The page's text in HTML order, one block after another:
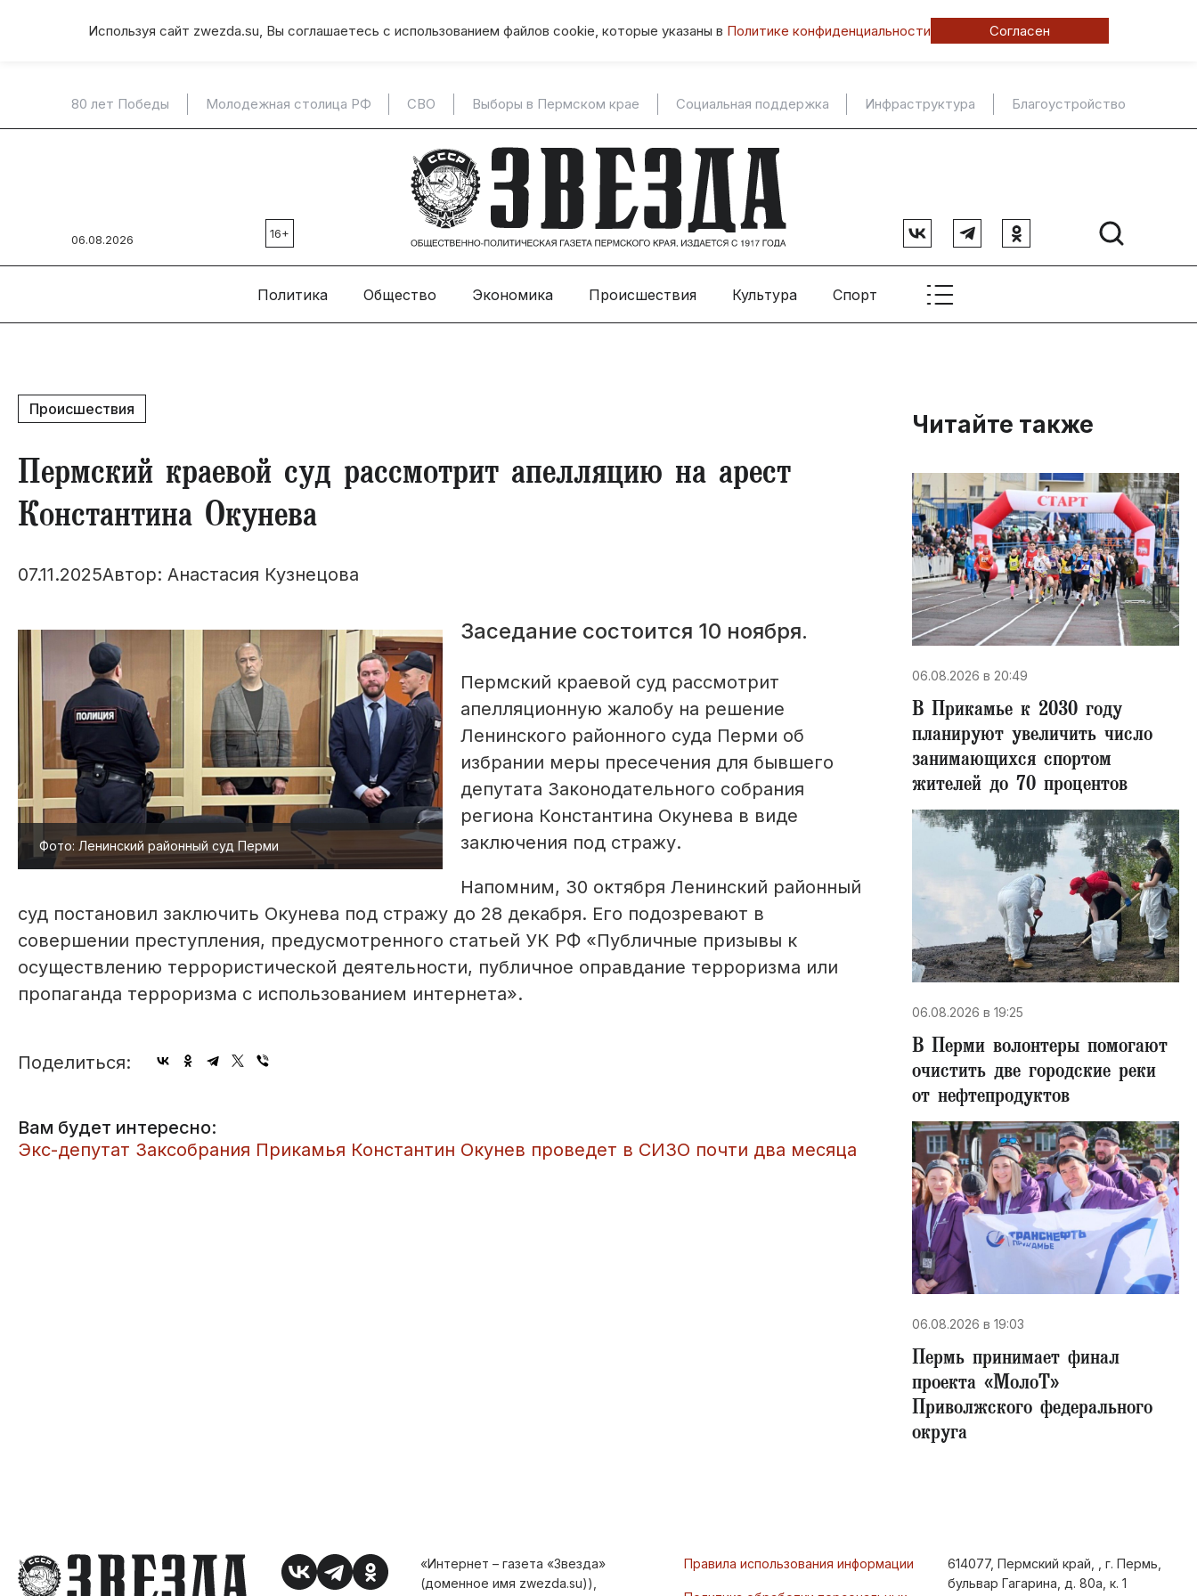
Используя сайт zwezda.su, Вы соглашаетесь с использованием файлов cookie, которые указаны в Политике конфиденциальности Согласен
80 лет Победы Молодежная столица РФ СВО Выборы в Пермском крае Социальная поддержка Инфраструктура Благоустройство
06.08.2026 16+
Политика Общество Экономика Происшествия Культура Спорт
Происшествия
​Пермский краевой суд рассмотрит апелляцию на арест
Константина Окунева
07.11.2025Автор: Анастасия Кузнецова
Фото: Ленинский районный суд Перми
Заседание состоится 10 ноября.
Пермский краевой суд рассмотрит
апелляционную жалобу на решение
Ленинского районного суда Перми об
избрании меры пресечения для бывшего
депутата Законодательного собрания
региона Константина Окунева в виде
заключения под стражу.
Напомним, 30 октября Ленинский районный
суд постановил заключить Окунева под стражу до 28 декабря. Его подозревают в
совершении преступления, предусмотренного статьей УК РФ «Публичные призывы к
осуществлению террористической деятельности, публичное оправдание терроризма или
пропаганда терроризма с использованием интернета».
Поделиться:
Вам будет интересно:
Экс-депутат Заксобрания Прикамья Константин Окунев проведет в СИЗО почти два месяца
Читайте также
06.08.2026 в 20:49
В Прикамье к 2030 году
планируют увеличить число
занимающихся спортом
жителей до 70 процентов
06.08.2026 в 19:25
В Перми волонтеры помогают
очистить две городские реки
от нефтепродуктов
06.08.2026 в 19:03
Пермь принимает финал
проекта «МолоТ»
Приволжского федерального
округа
«Интернет – газета «Звезда»
(доменное имя zwezda.su)),
Правила использования информации
614077, Пермский край, , г. Пермь,
бульвар Гагарина, д. 80а, к. 1